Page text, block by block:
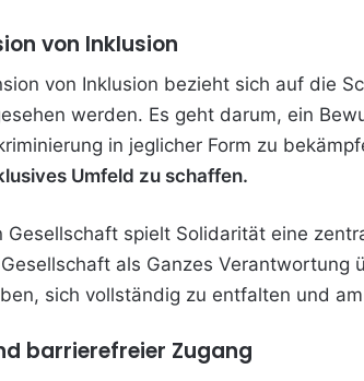
von Inklusion
von Inklusion bezieht sich auf die
werden. Es geht darum, ein
in jeglicher Form zu
Umfeld zu schaffen.
Gesellschaft spielt Solidarität eine
als Ganzes
sich vollständig zu entfalten und
barrierefreier Zugang